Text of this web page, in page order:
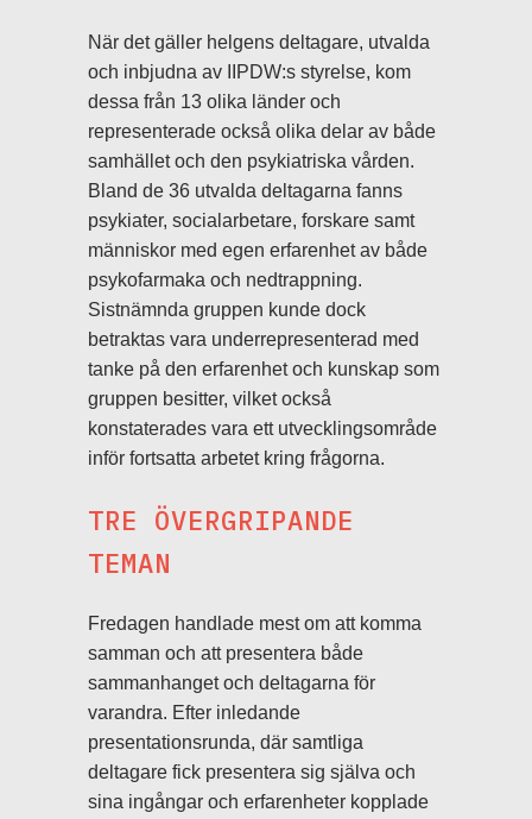
När det gäller helgens deltagare, utvalda
och inbjudna av IIPDW:s styrelse, kom
dessa från 13 olika länder och
representerade också olika delar av både
samhället och den psykiatriska vården.
Bland de 36 utvalda deltagarna fanns
psykiater, socialarbetare, forskare samt
människor med egen erfarenhet av både
psykofarmaka och nedtrappning.
Sistnämnda gruppen kunde dock
betraktas vara underrepresenterad med
tanke på den erfarenhet och kunskap som
gruppen besitter, vilket också
konstaterades vara ett utvecklingsområde
inför fortsatta arbetet kring frågorna.
TRE ÖVERGRIPANDE
TEMAN
Fredagen handlade mest om att komma
samman och att presentera både
sammanhanget och deltagarna för
varandra. Efter inledande
presentationsrunda, där samtliga
deltagare fick presentera sig själva och
sina ingångar och erfarenheter kopplade